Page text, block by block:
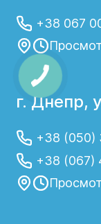
+38 067
г. Днепр,
+38 (050)
+38 (067)